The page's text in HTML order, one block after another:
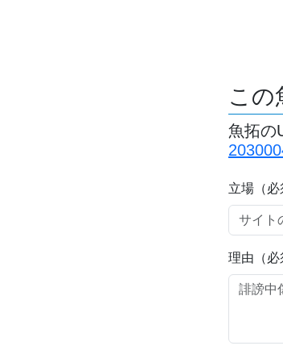
この
魚拓の
立場（必
理由（必